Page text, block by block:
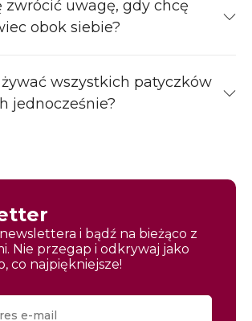
zwrócić uwagę, gdy chcę
obok siebie?
wszystkich patyczków
jednocześnie?
newslettera i bądź na bieżąco z
Nie przegap i odkrywaj jako
co najpiękniejsze!